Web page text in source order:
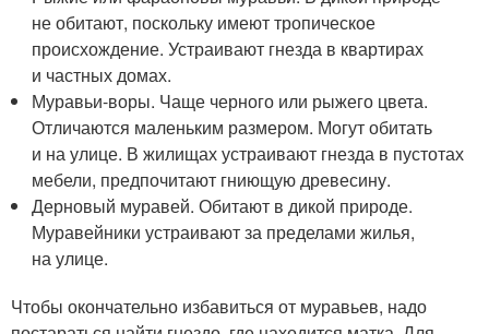
не обитают, поскольку имеют тропическое
происхождение. Устраивают гнезда в квартирах
и частных домах.
Муравьи-воры. Чаще черного или рыжего цвета.
Отличаются маленьким размером. Могут обитать
и на улице. В жилищах устраивают гнезда в пустотах
мебели, предпочитают гниющую древесину.
Дерновый муравей. Обитают в дикой природе.
Муравейники устраивают за пределами жилья,
на улице.
Чтобы окончательно избавиться от муравьев, надо